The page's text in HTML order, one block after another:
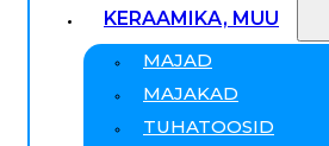
KERAAMIKA, MUU
MAJAD
MAJAKAD
TUHATOOSID